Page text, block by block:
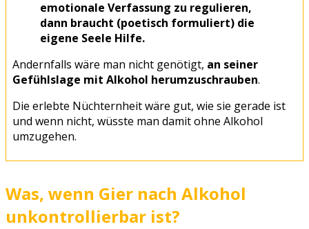
emotionale Verfassung zu regulieren,
dann braucht (poetisch formuliert) die
eigene Seele Hilfe.
Andernfalls wäre man nicht genötigt, an seiner
Gefühlslage mit Alkohol herumzuschrauben.
Die erlebte Nüchternheit wäre gut, wie sie gerade ist
und wenn nicht, wüsste man damit ohne Alkohol
umzugehen.
Was, wenn Gier nach Alkohol
unkontrollierbar ist?